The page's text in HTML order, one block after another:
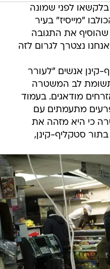
לפני שמונה
"מייסיז" בעיר
שהוסיף את התגובה
נצטרך לגרום לזה
קינן אנשים "לעורר
לב המשטרה
מודאגים. בעמוד
מתעמתים עם
כי היא מזהה את
סטקליף-קינן,